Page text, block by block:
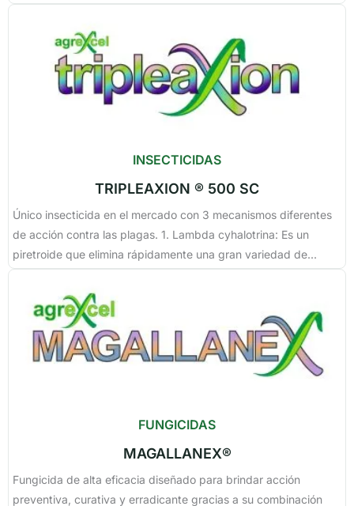
INSECTICIDAS
TRIPLEAXION ® 500 SC
Único insecticida en el mercado con 3 mecanismos diferentes
de acción contra las plagas. 1. Lambda cyhalotrina: Es un
piretroide que elimina rápidamente una gran variedad de...
FUNGICIDAS
MAGALLANEX®
Fungicida de alta eficacia diseñado para brindar acción
preventiva, curativa y erradicante gracias a su combinación